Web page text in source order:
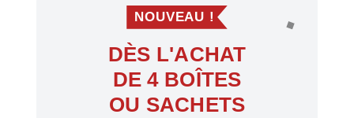
NOUVEAU !
DÈS L'ACHAT
DE 4 BOÎTES
OU SACHETS